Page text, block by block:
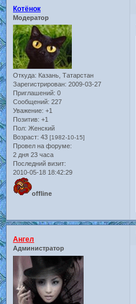
Котёнок
Модератор
Откуда: Казань, Татарстан
Зарегистрирован: 2009-03-27
Приглашений: 0
Сообщений: 227
Уважение: +1
Позитив: +1
Пол: Женский
Возраст: 43 [1982-10-15]
Провел на форуме:
2 дня 23 часа
Последний визит:
2010-05-18 18:42:29
offline
Ангел
Администратор